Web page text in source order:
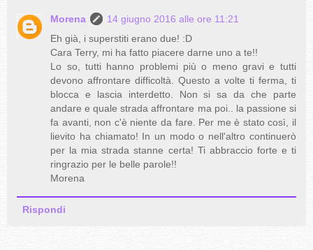
Morena
14 giugno 2016 alle ore 11:21
Eh già, i superstiti erano due! :D
Cara Terry, mi ha fatto piacere darne uno a te!!
Lo so, tutti hanno problemi più o meno gravi e tutti
devono affrontare difficoltà. Questo a volte ti ferma, ti
blocca e lascia interdetto. Non si sa da che parte
andare e quale strada affrontare ma poi.. la passione si
fa avanti, non c'è niente da fare. Per me è stato così, il
lievito ha chiamato! In un modo o nell'altro continuerò
per la mia strada stanne certa! Ti abbraccio forte e ti
ringrazio per le belle parole!!
Morena
Rispondi